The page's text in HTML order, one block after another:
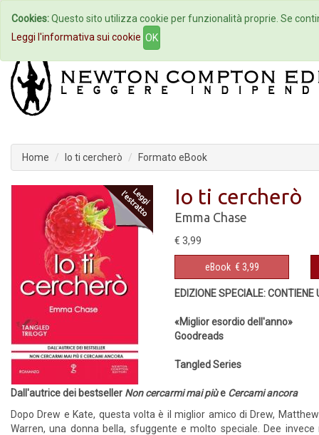
Home Autori Eventi
Home Io ti cercherò Formato eBook
Io ti cercherò
Emma Chase
€ 3,99
eBook € 3,99
EDIZIONE SPECIALE:
«Miglior esordio dell'anno»
Goodreads
Tangled Series
Dall'autrice dei bestseller Non cercarmi mai piùe Cercami ancora
Dopo Drew e Kate, questa volta è il miglior amico di Drew,
Warren, una donna bella, sfuggente e molto speciale. Dee
Cookies:Questo sito utilizza cookie per funzionalità proprie. Se
Leggi l'informativa sui cookie OK